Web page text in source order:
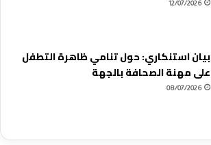
12/07/2026
بيان استنكاري: حول تنامي ظاهرة التطفل
على مهنة الصحافة بالجهة
08/07/2026